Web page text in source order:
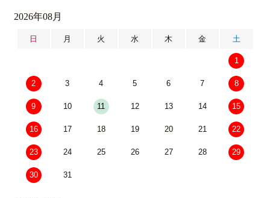
2026年08月
日 月 火 水 木 金 土
1
2 3 4 5 6 7 8
9 10 11 12 13 14 15
16 17 18 19 20 21 22
23 24 25 26 27 28 29
30 31